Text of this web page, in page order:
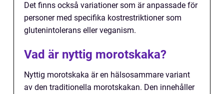
Det finns också variationer som är anpassade för
personer med specifika kostrestriktioner som
glutenintolerans eller veganism.
Vad är nyttig morotskaka?
Nyttig morotskaka är en hälsosammare variant
av den traditionella morotskakan. Den innehåller